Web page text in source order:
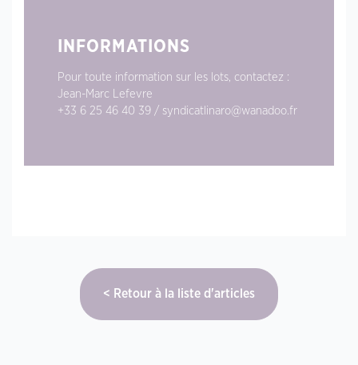
INFORMATIONS
Pour toute information sur les lots, contactez :
Jean-Marc Lefevre
+33 6 25 46 40 39 / syndicatlinaro@wanadoo.fr
Retour à la liste d'articles